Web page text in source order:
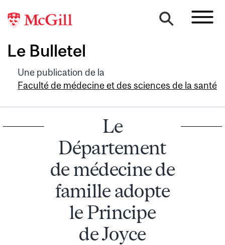
Le Bulletel
Une publication de la
Faculté de médecine et des sciences de la santé
Le
Département
de médecine de
famille adopte
le Principe
de Joyce